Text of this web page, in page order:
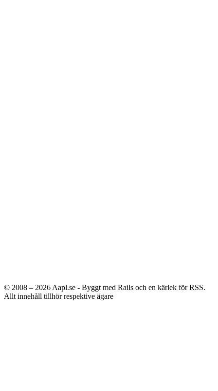
© 2008 – 2026 Aapl.se - Byggt med Rails och en kärlek för RSS.
Allt innehåll tillhör respektive ägare